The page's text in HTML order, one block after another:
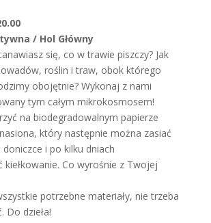
/ Hol Główny
się, co w trawie piszczy? Jak
roślin i traw, obok którego
obojętnie? Wykonaj z nami
tym całym mikrokosmosem!
na biodegradowalnym papierze
który następnie można zasiać
i po kilku dniach
kiełkowanie. Co wyrośnie z Twojej
potrzebne materiały, nie trzeba
Do dzieła!